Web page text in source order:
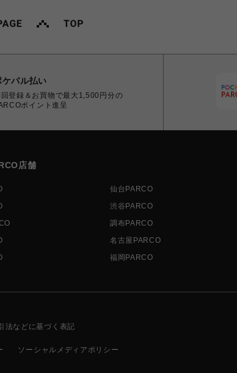
ケパル払い
登録＆お買物で最大1,500円分の
ポイント進呈
店舗
仙台PARCO
渋谷PARCO
調布PARCO
名古屋PARCO
福岡PARCO
法などに基づく表記
ソーシャルメディアポリシー